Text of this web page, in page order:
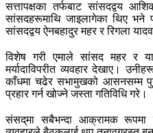
सत्तापक्षका तर्फबाट सांसदद्वय
सांसदहरूमाथि जाइलागेका थिए भने
सांसदद्वय ऐनबहादुर महर र रिगला
विशेष गरी एमाले सांसद महर र
मर्यादाविपरीत व्यवहार देखाए।
काँधमा चढेर सभामुखको आसनसम्म
प्रहार गर्न खोज्ने जस्ता गतिविधि गरे।
संसद्‌मा सबैभन्दा आक्रामक रूपमा